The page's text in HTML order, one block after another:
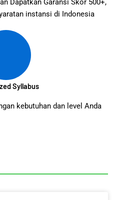
Dapatkan Garansi Skor 500+,
instansi di Indonesia
Syllabus
kebutuhan dan level Anda